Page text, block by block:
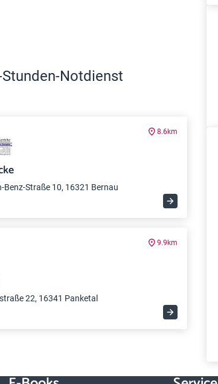
Stunden-Notdienst
8.6km
Benz-Straße 10, 16321 Bernau
9.9km
22, 16341 Panketal